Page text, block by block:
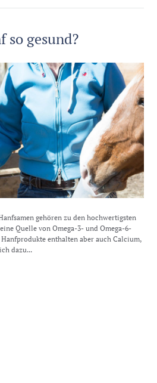
so gesund?
gehören zu den hochwertigsten
Quelle von Omega-3- und Omega-6-
enthalten aber auch Calcium,
dazu...